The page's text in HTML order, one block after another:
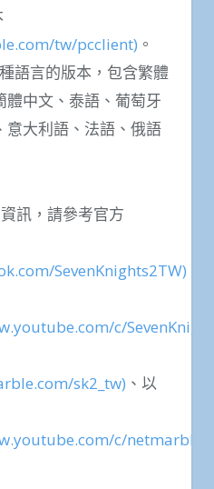
tw/pcclient) 。
語言的版本，包含繁體
體中文、泰語、葡萄牙
意大利語、法語、俄語
訊，請參考官方
SevenKnights2TW)
c/
sk2_tw) 、以
c/